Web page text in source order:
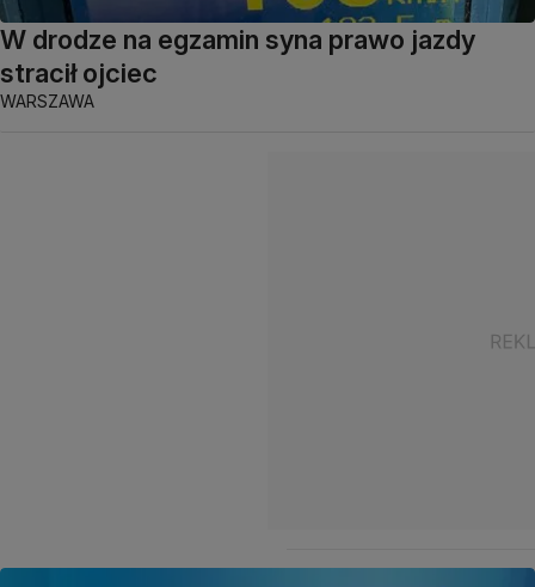
W drodze na egzamin syna prawo jazdy
stracił ojciec
WARSZAWA